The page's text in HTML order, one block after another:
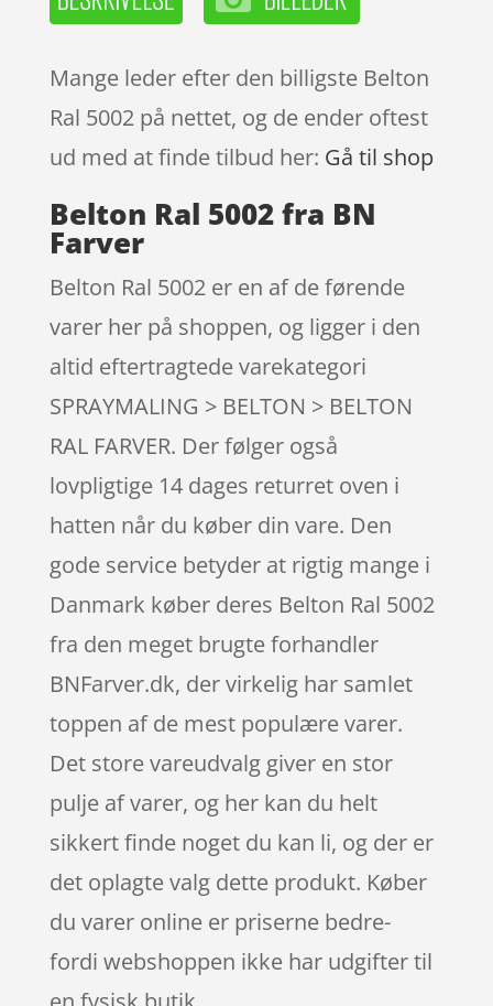
Mange leder efter den billigste Belton
Ral 5002 på nettet, og de ender oftest
ud med at finde tilbud her: Gå til shop
Belton Ral 5002 fra BN
Farver
Belton Ral 5002 er en af de førende
varer her på shoppen, og ligger i den
altid eftertragtede varekategori
SPRAYMALING > BELTON > BELTON
RAL FARVER. Der følger også
lovpligtige 14 dages returret oven i
hatten når du køber din vare. Den
gode service betyder at rigtig mange i
Danmark køber deres Belton Ral 5002
fra den meget brugte forhandler
BNFarver.dk, der virkelig har samlet
toppen af de mest populære varer.
Det store vareudvalg giver en stor
pulje af varer, og her kan du helt
sikkert finde noget du kan li, og der er
det oplagte valg dette produkt. Køber
du varer online er priserne bedre-
fordi webshoppen ikke har udgifter til